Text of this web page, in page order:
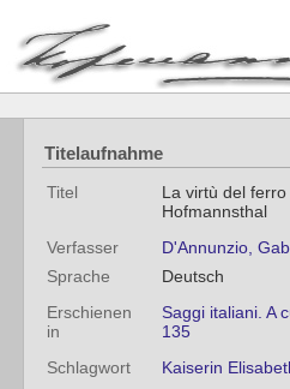
Titelaufnahme
Titel
La virtù del
Hofmannsthal
Verfasser
D'Annunzio,
Sprache
Deutsch
Erschienen
in
Saggi italiani. A
135
Schlagwort
Kaiserin